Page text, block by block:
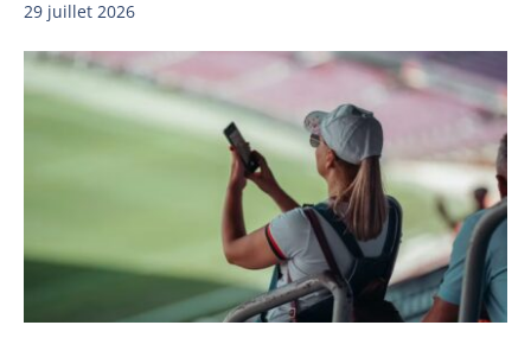
29 juillet 2026